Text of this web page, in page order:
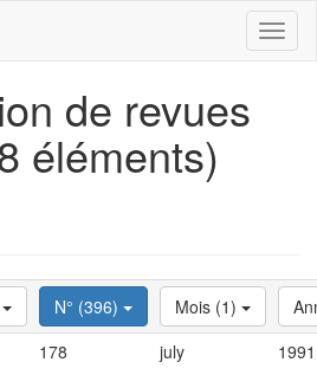
de revues
éléments)
N° (396) Mois (1)
178 july 1991